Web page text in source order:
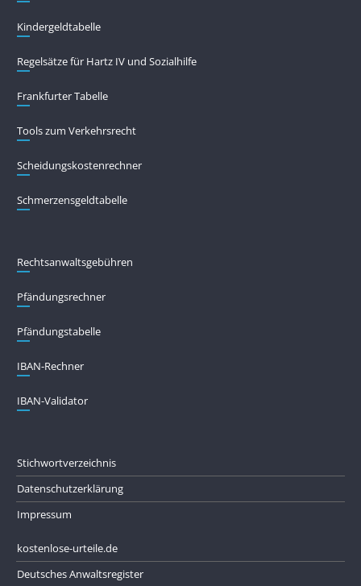
Kindergeldtabelle
Regelsätze für Hartz IV und Sozialhilfe
Frankfurter Tabelle
Tools zum Verkehrsrecht
Scheidungskostenrechner
Schmerzensgeldtabelle
Rechtsanwaltsgebühren
Pfändungs­rechner
Pfändungs­tabelle
IBAN-Rechner
IBAN-Validator
Stichwortverzeichnis
Datenschutzerklärung
Impressum
kostenlose-urteile.de
Deutsches Anwaltsregister